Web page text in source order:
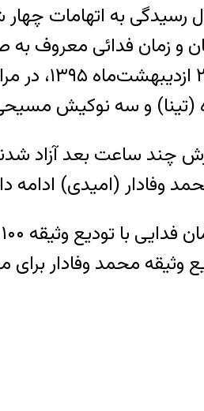
ماه ۱۳۹۶، جلسه اول
در شعبه ۲۶ دادگاه انقلاب شهر تهران به
لازم به
و سه نوکیش
ساعت بعد آزاد
وفادار (امیدی) ادامه
وثیقه محمد وفادار